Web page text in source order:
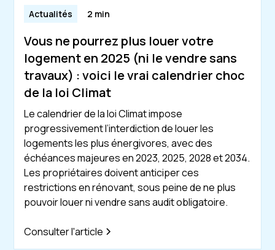
Actualités 2 min
Vous ne pourrez plus louer votre
logement en 2025 (ni le vendre sans
travaux) : voici le vrai calendrier choc
de la loi Climat
Le calendrier de la loi Climat impose
progressivement l’interdiction de louer les
logements les plus énergivores, avec des
échéances majeures en 2023, 2025, 2028 et 2034.
Les propriétaires doivent anticiper ces
restrictions en rénovant, sous peine de ne plus
pouvoir louer ni vendre sans audit obligatoire.
Consulter l'article